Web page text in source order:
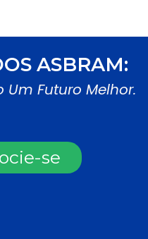
ASBRAM:
Um Futuro Melhor.
se